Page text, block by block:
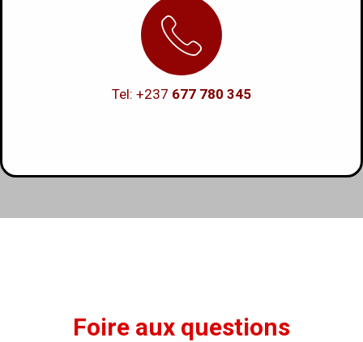
Tel: +237 677 780 345
Foire aux questions